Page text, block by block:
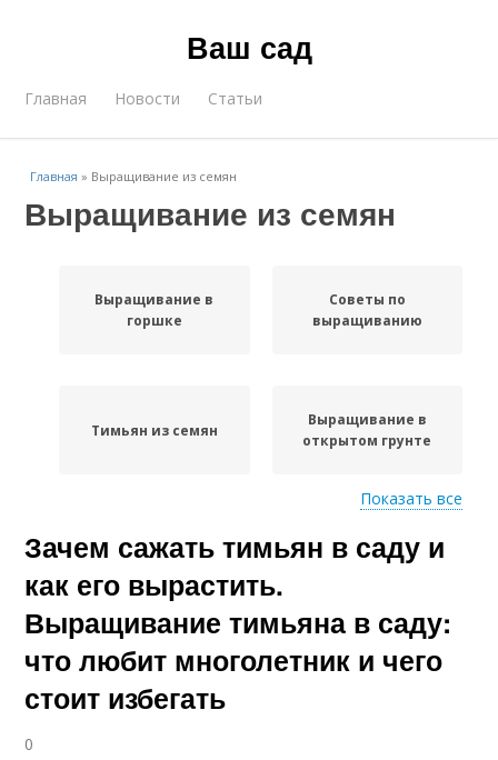
Ваш сад
Главная Новости Статьи
Главная » Выращивание из семян
Выращивание из семян
Выращивание в
горшке
Советы по
выращиванию
Тимьян из семян
Выращивание в
открытом грунте
Чабрец для
выращивания
Мак из семян
Штутгартен из семян
Выращивание через
Показать все
Зачем сажать тимьян в саду и
как его вырастить.
Выращивание тимьяна в саду:
что любит многолетник и чего
стоит избегать
0